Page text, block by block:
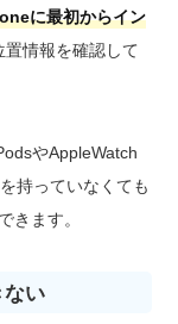
に最初からイン
情報を確認して
やAppleWatch
持っていなくても
きます。
ない